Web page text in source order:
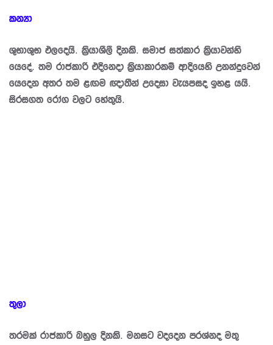
කන්‍යා
ශුභාශුභ ඵලදෙයි. ක්‍රියාශීලී දිනකි. සමාජ සත්කාර ක්‍රියාවන්හි
යෙදේ. තම රාජකාරි එදිනෙදා ක්‍රියාකාරකම් ආදියෙහි උනන්දුවෙන්
යෙදෙන අතර තම ළඟම ඥාතීන් උදෙසා වැයපසද ඉහළ යයි.
සිරසගත රෝග වලට හේතුයි.
තුලා
තරමක් රාජකාරි බහුල දිනකි. මනසට වදදෙන ප‍්‍රශ්නද මතු